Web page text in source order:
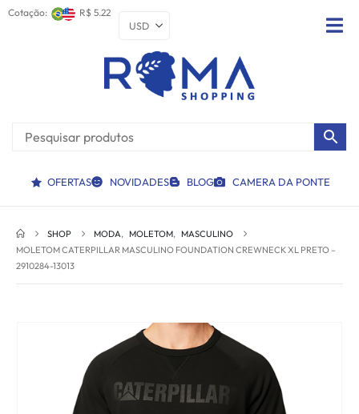
Cotação: R$ 5.22
OFERTAS NOVIDADES BLOG CAMERA DA PONTE
SHOP MODA, MOLETOM, MASCULINO
MOLETOM CATERPILLAR MASCULINO FOUNDATION CREWNECK XL PRETO –
2910284-13013